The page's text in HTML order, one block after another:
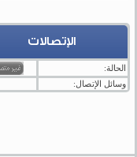
الإتصالات
الحالة:
وسائل الإتصال: